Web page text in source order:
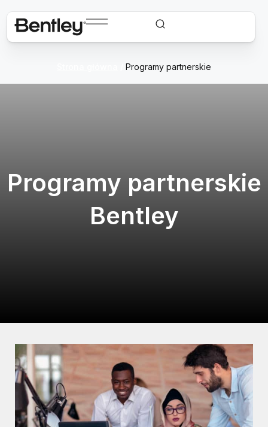
Programy partnerskie
Programy partnerskie
Bentley